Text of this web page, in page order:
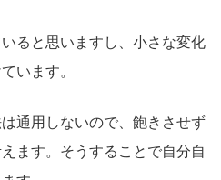
ると思いますし、小さな変化
います。
通用しないので、飽きさせず
ます。そうすることで自分自